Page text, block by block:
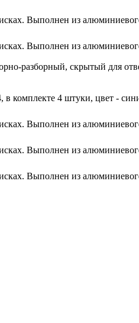
Выполнен из
Выполнен из
разборный, скрытый для
комплекте 4 штуки, цвет -
Выполнен из
Выполнен из
Выполнен из